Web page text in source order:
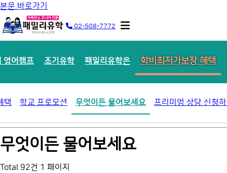
본문 바로가기
02-508-7772
영어캠프 조기유학 패밀리유학은 학비최저가보장 혜택
택 학교 프로모션 무엇이든 물어보세요 프리미엄 상담 신청
무엇이든 물어보세요
Total 92건 1 페이지